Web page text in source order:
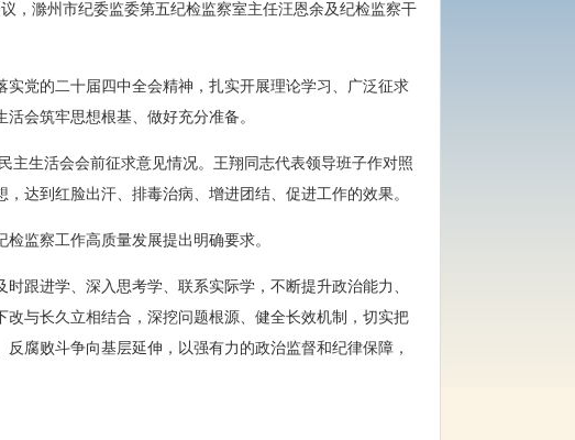
，滁州市纪委监委第五纪检监察室主任汪恩余及纪检监察干
党的二十届四中全会精神，扎实开展理论学习、广泛征求
会筑牢思想根基、做好充分准备。
主生活会会前征求意见情况。王翔同志代表领导班子作对照
达到红脸出汗、排毒治病、增进团结、促进工作的效果。
监察工作高质量发展提出明确要求。
跟进学、深入思考学、联系实际学，不断提升政治能力、
与长久立相结合，深挖问题根源、健全长效机制，切实把
腐败斗争向基层延伸，以强有力的政治监督和纪律保障，